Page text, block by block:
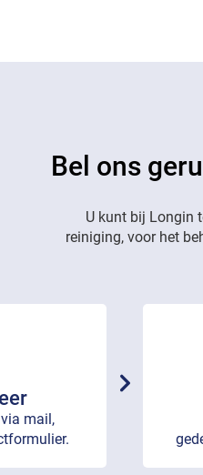
Bel ons
U kunt bij Longin
reiniging, voor het
mail,